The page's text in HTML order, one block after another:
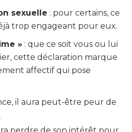
sexuelle : pour certains, ce
trop engageant pour eux.
» : que ce soit vous ou lui
cette déclaration marque
affectif qui pose
il aura peut-être peur de